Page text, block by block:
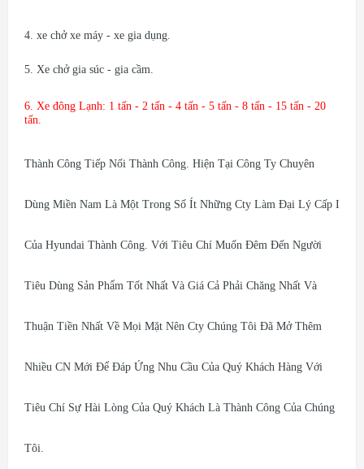
4. xe chở xe máy - xe gia dụng.
5. Xe chở gia súc - gia cầm.
6. Xe đông Lạnh: 1 tấn - 2 tấn - 4 tấn - 5 tấn - 8 tấn - 15 tấn - 20
tấn.
Thành Công Tiếp Nối Thành Công. Hiện Tại Công Ty Chuyên
Dùng Miền Nam Là Một Trong Số Ít Những Cty Làm Đại Lý Cấp I
Của Hyundai Thành Công. Với Tiêu Chí Muốn Đêm Đến Người
Tiêu Dùng Sản Phẩm Tốt Nhất Và Giá Cả Phải Chăng Nhất Và
Thuận Tiền Nhất Về Mọi Mặt Nên Cty Chúng Tôi Đã Mở Thêm
Nhiều CN Mới Để Đáp Ứng Nhu Cầu Của Quý Khách Hàng Với
Tiêu Chí Sự Hài Lòng Của Quý Khách Là Thành Công Của Chúng
Tôi.